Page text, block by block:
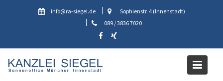
info@ra-siegel.de
Sophienstr. 4 (Innenstadt)
089 / 3836 7020